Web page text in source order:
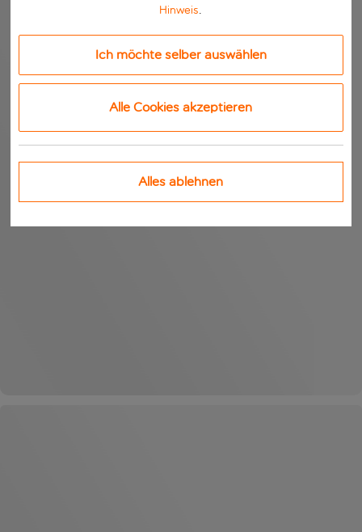
Hinweis.
Ich möchte selber auswählen
Alle Cookies akzeptieren
Alles ablehnen